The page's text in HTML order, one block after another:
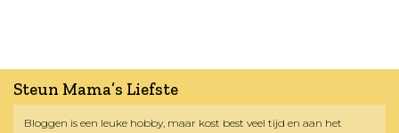
Steun Mama’s Liefste
Bloggen is een leuke hobby, maar kost best veel tijd en aan het